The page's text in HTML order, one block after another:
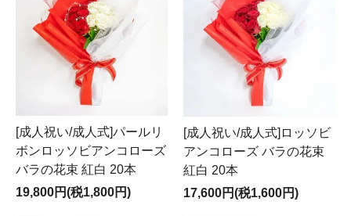
[成人祝い/成人式]パールリ
ボンロッソビアンコローズ
バラの花束 紅白 20本
19,800円(税1,800円)
[成人祝い/成人式]ロッソビ
アンコローズ バラの花束
紅白 20本
17,600円(税1,600円)